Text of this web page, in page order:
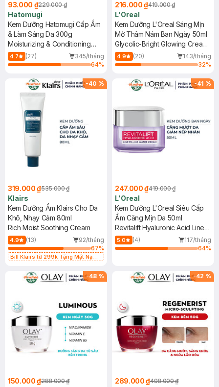
93.000 ₫229.000 ₫
Hatomugi
Kem Dưỡng Hatomugi Cấp Ẩm
& Làm Sáng Da 300g
Moisturizing & Conditioning
The Milky Cream
4.7 (27)
345/tháng
64%
216.000 ₫419.000 ₫
L'Oreal
Kem Dưỡng L'Oreal Sáng Mịn
Mờ Thâm Nám Ban Ngày 50ml
Glycolic-Bright Glowing Cream
Day SPF 30
4.9 (20)
143/tháng
32%
-40 %
319.000 ₫535.000 ₫
Klairs
Kem Dưỡng Ẩm Klairs Cho Da
Khô, Nhạy Cảm 80ml
Rich Moist Soothing Cream
4.9 (13)
92/tháng
67%
Bill Klairs từ 299k Tặng Mặt Nạ
25ml (SL Có Hạn)
-41 %
247.000 ₫419.000 ₫
L'Oreal
Kem Dưỡng L'Oreal Siêu Cấp
Ẩm Căng Mịn Da 50ml
Revitalift Hyaluronic Acid Line
Filling Water Cream
5.0 (4)
117/tháng
64%
-48 %
150.000 ₫288.000 ₫
-42 %
289.000 ₫498.000 ₫